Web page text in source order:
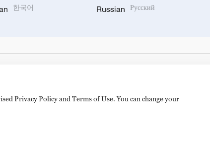
한국어 Russian Русский
Privacy Policy and Terms of Use. You can change your